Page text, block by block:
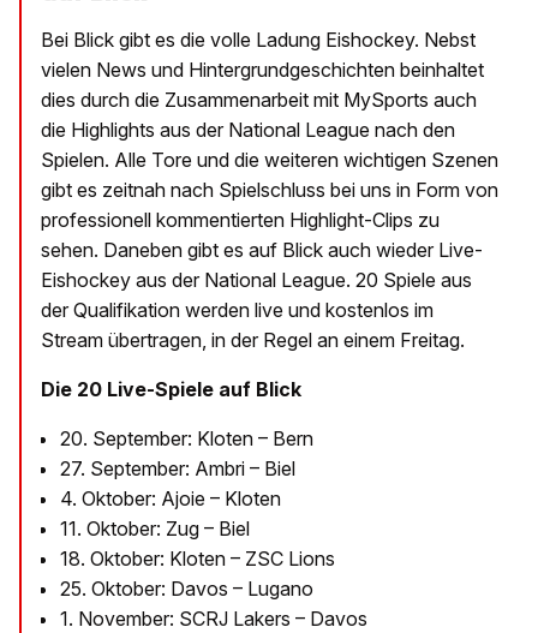
Bei Blick gibt es die volle Ladung Eishockey. Nebst
vielen News und Hintergrundgeschichten beinhaltet
dies durch die Zusammenarbeit mit MySports auch
die Highlights aus der National League nach den
Spielen. Alle Tore und die weiteren wichtigen Szenen
gibt es zeitnah nach Spielschluss bei uns in Form von
professionell kommentierten Highlight-Clips zu
sehen. Daneben gibt es auf Blick auch wieder Live-
Eishockey aus der National League. 20 Spiele aus
der Qualifikation werden live und kostenlos im
Stream übertragen, in der Regel an einem Freitag.
Die 20 Live-Spiele auf Blick
20. September: Kloten – Bern
27. September: Ambri – Biel
4. Oktober: Ajoie – Kloten
11. Oktober: Zug – Biel
18. Oktober: Kloten – ZSC Lions
25. Oktober: Davos – Lugano
1. November: SCRJ Lakers – Davos